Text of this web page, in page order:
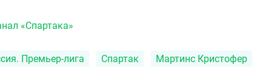
«Спартака»
Премьер-лига Спартак Мартинс Кристофер